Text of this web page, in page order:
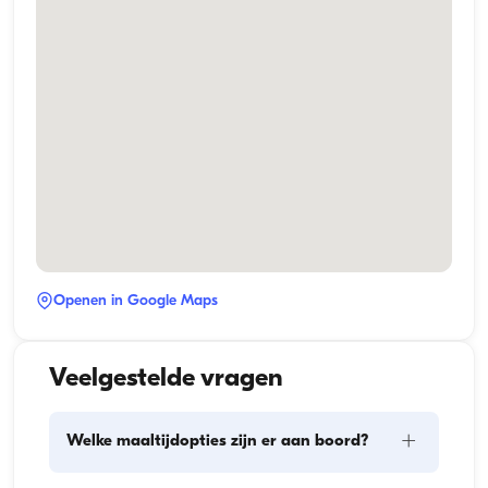
Openen in Google Maps
Veelgestelde vragen
Welke maaltijdopties zijn er aan boord? +